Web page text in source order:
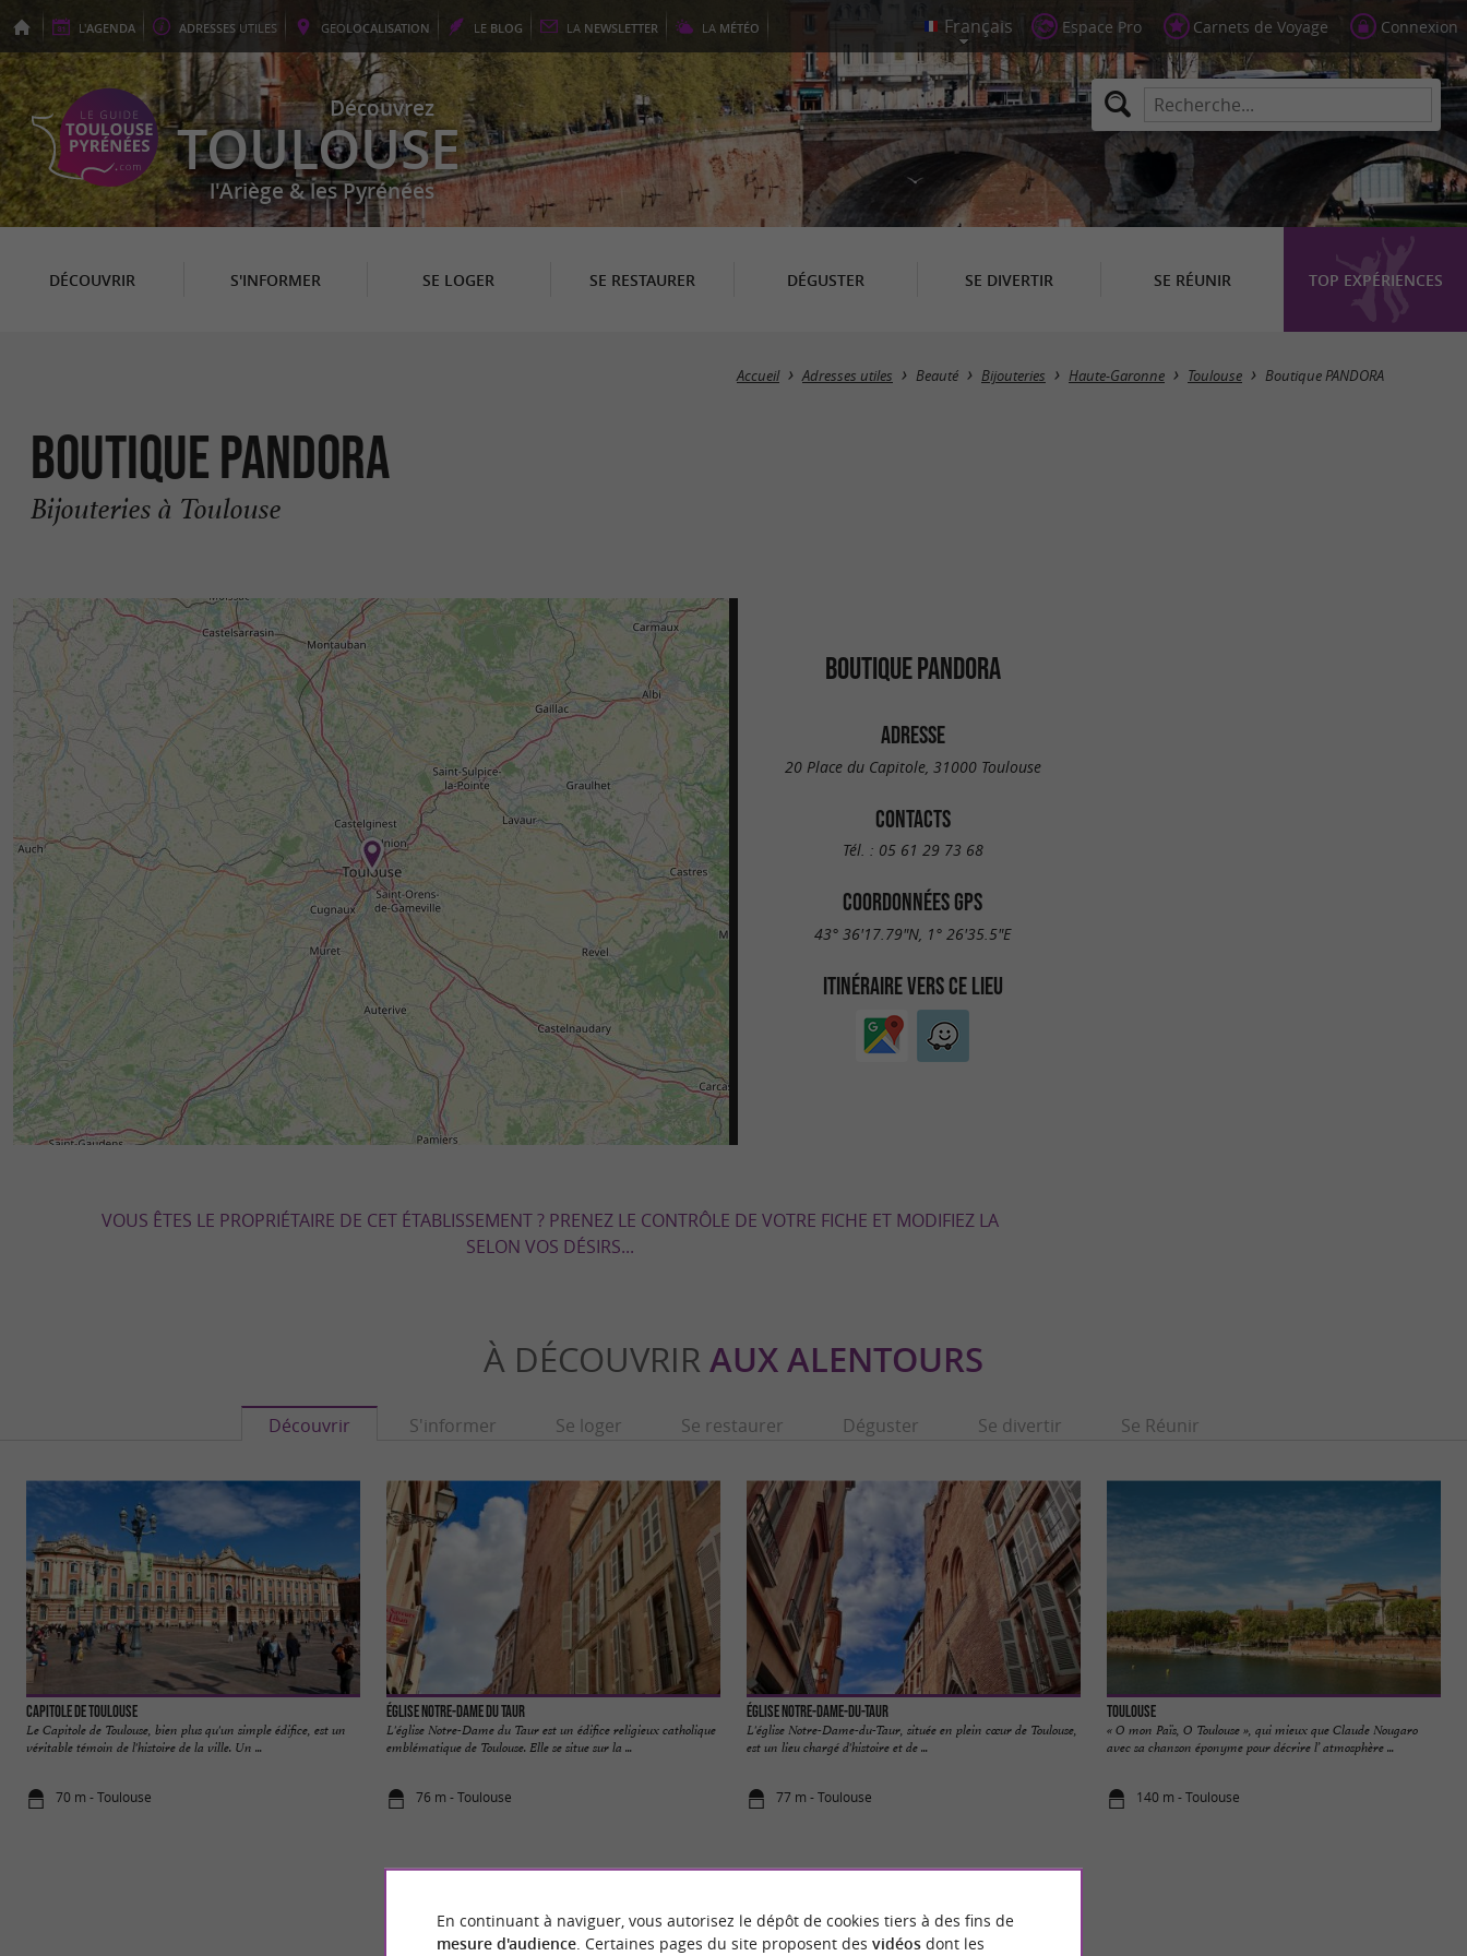
L'AGENDA ADRESSES UTILES GEOLOCALISATION LE BLOG LA NEWSLETTER LA MÉTÉO Espace Pro Carnets de Voyage Connexion
Découvrez
TOULOUSE
l'Ariège & les Pyrénées
DÉCOUVRIR S'INFORMER SE LOGER SE RESTAURER DÉGUSTER SE DIVERTIR SE RÉUNIR TOP EXPÉRIENCES
Accueil Adresses utiles Beauté Bijouteries Haute-Garonne Toulouse Boutique PANDORA
Boutique PANDORA
Bijouteries à Toulouse
BOUTIQUE PANDORA
ADRESSE
20 Place du Capitole, 31000 Toulouse
CONTACTS
Tél. : 05 61 29 73 68
COORDONNÉES GPS
43° 36'17.79"N, 1° 26'35.5"E
ITINÉRAIRE VERS CE LIEU
VOUS ÊTES LE PROPRIÉTAIRE DE CET ÉTABLISSEMENT ? PRENEZ LE CONTRÔLE DE VOTRE FICHE ET MODIFIEZ LA
SELON VOS DÉSIRS...
À DÉCOUVRIR AUX ALENTOURS
Découvrir S'informer Se loger Se restaurer Déguster Se divertir Se Réunir
Capitole de Toulouse
Le Capitole de Toulouse, bien plus qu'un simple édifice, est un
véritable témoin de l'histoire de la ville. Un ...
70 m - Toulouse
Église Notre-Dame du Taur
L'église Notre-Dame du Taur est un édifice religieux catholique
emblématique de Toulouse. Elle se situe sur la ...
76 m - Toulouse
Église Notre-Dame-Du-Taur
L'église Notre-Dame-du-Taur, située en plein cœur de Toulouse,
est un lieu chargé d'histoire et de ...
77 m - Toulouse
Toulouse
« O mon Païs, O Toulouse », qui mieux que Claude Nougaro
avec sa chanson éponyme pour décrire l’ atmosphère ...
140 m - Toulouse
En continuant à naviguer, vous autorisez le dépôt de cookies tiers à des fins de
mesure d'audience. Certaines pages du site proposent des vidéosdont les